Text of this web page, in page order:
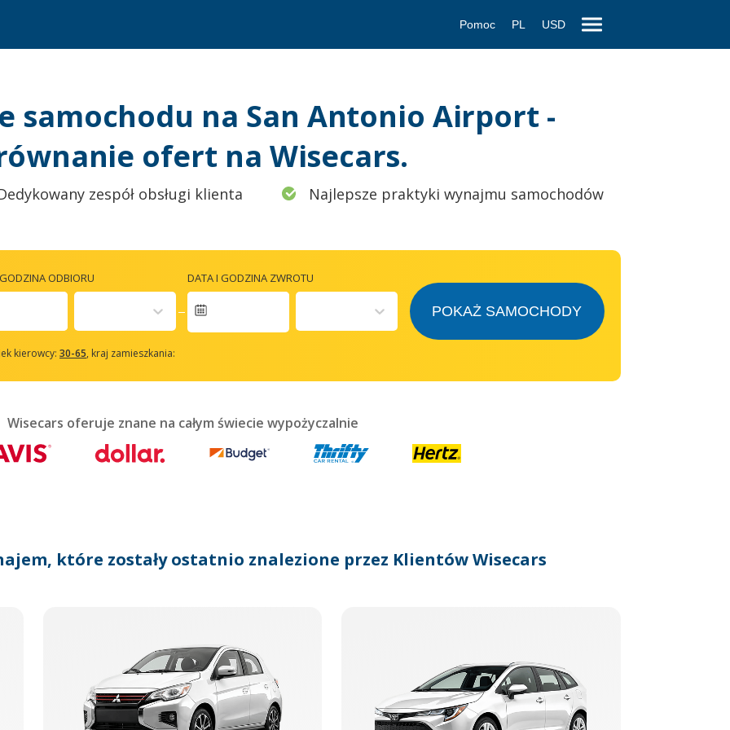
Pomoc PL USD
samochodu na San Antonio Airport -
ofert na Wisecars.
zespół obsługi klienta Najlepsze praktyki wynajmu samochodów
ODBIORU DATA I GODZINA ZWROTU
kierowcy:30-65, kraj zamieszkania:
POKAŻ SAMOCHODY
Wisecars oferuje znane na całym świecie wypożyczalnie
które zostały ostatnio znalezione przez Klientów Wisecars